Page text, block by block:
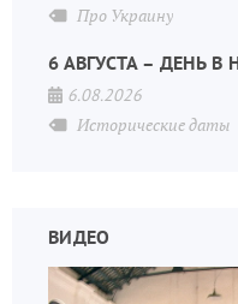
Про Украину
6 АВГУСТА – ДЕНЬ
6.08.2026
Исторические даты
ВИДЕО